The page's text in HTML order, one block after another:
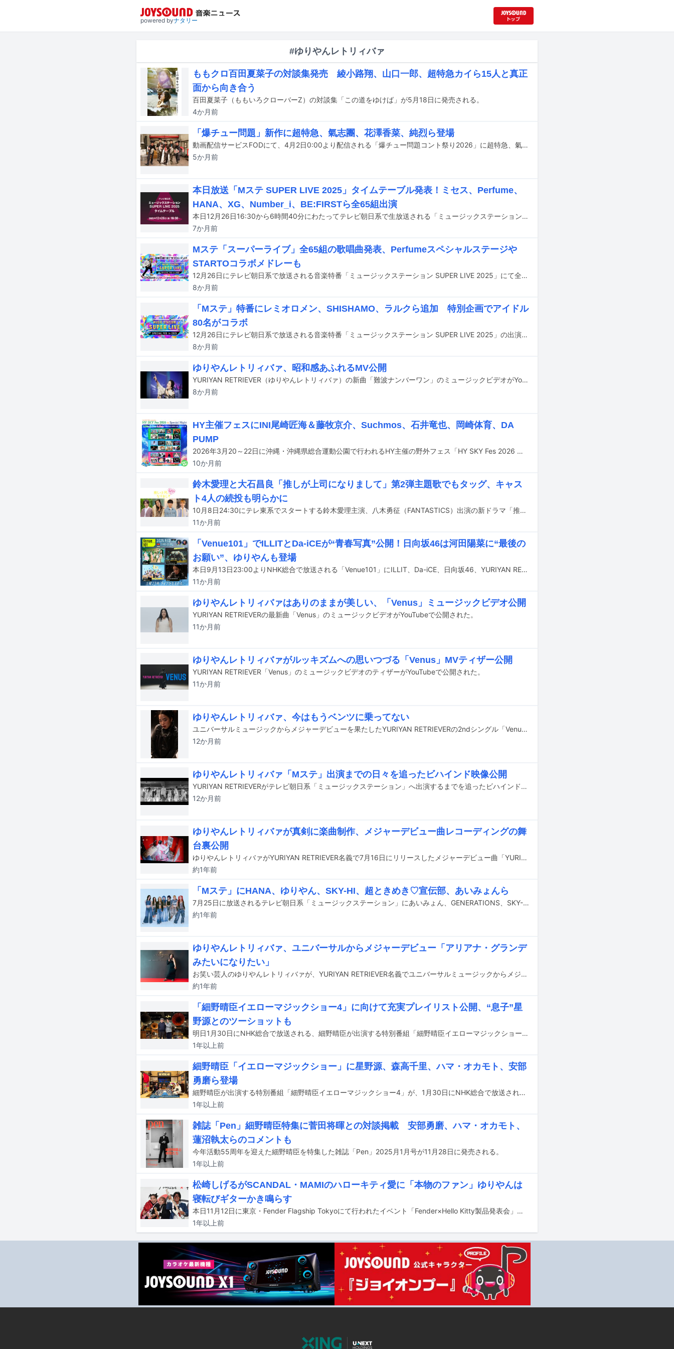
powered byナタリー
#ゆりやんレトリィバァ
ももクロ百田夏菜子の対談集発売 綾小路翔、山口一郎、超特急カイら15人と真正
面から向き合う
百田夏菜子（ももいろクローバーZ）の対談集「この道をゆけば」が5月18日に発売される。
4か月前
「爆チュー問題」新作に超特急、氣志團、花澤香菜、純烈ら登場
動画配信サービスFODにて、4月2日0:00より配信される「爆チュー問題コント祭り2026」に超特急、氣志團、花澤香菜、純烈らが出演する。
5か月前
本日放送「Mステ SUPER LIVE 2025」タイムテーブル発表！ミセス、Perfume、
HANA、XG、Number_i、BE:FIRSTら全65組出演
本日12月26日16:30から6時間40分にわたってテレビ朝日系で生放送される「ミュージックステーション SUPER LIVE 2025」のタイムテーブルが発表された。
7か月前
Mステ「スーパーライブ」全65組の歌唱曲発表、Perfumeスペシャルステージや
STARTOコラボメドレーも
12月26日にテレビ朝日系で放送される音楽特番「ミュージックステーション SUPER LIVE 2025」にて全65組の出演アーティストが披露する楽曲タイトル、および番組内の新たなコラボ企画が発表された。
8か月前
「Mステ」特番にレミオロメン、SHISHAMO、ラルクら追加 特別企画でアイドル
80名がコラボ
12月26日にテレビ朝日系で放送される音楽特番「ミュージックステーション SUPER LIVE 2025」の出演アーティスト第2弾が発表された。
8か月前
ゆりやんレトリィバァ、昭和感あふれるMV公開
YURIYAN RETRIEVER（ゆりやんレトリィバァ）の新曲「難波ナンバーワン」のミュージックビデオがYouTubeで公開された。
8か月前
HY主催フェスにINI尾崎匠海＆藤牧京介、Suchmos、石井竜也、岡崎体育、DA
PUMP
2026年3月20～22日に沖縄・沖縄県総合運動公園で行われるHY主催の野外フェス「HY SKY Fes 2026 ＆Special Night」の最終出演アーティストが発表された。
10か月前
鈴木愛理と大石昌良「推しが上司になりまして」第2弾主題歌でもタッグ、キャス
ト4人の続投も明らかに
10月8日24:30にテレ東系でスタートする鈴木愛理主演、八木勇征（FANTASTICS）出演の新ドラマ「推しが上司になりまして フルスロットル」の主題歌を鈴木が担当する。
11か月前
「Venue101」でILLITとDa-iCEが“青春写真”公開！日向坂46は河田陽菜に“最後の
お願い”、ゆりやんも登場
本日9月13日23:00よりNHK総合で放送される「Venue101」にILLIT、Da-iCE、日向坂46、YURIYAN RETRIEVERが出演する。
11か月前
ゆりやんレトリィバァはありのままが美しい、「Venus」ミュージックビデオ公開
YURIYAN RETRIEVERの最新曲「Venus」のミュージックビデオがYouTubeで公開された。
11か月前
ゆりやんレトリィバァがルッキズムへの思いつづる「Venus」MVティザー公開
YURIYAN RETRIEVER「Venus」のミュージックビデオのティザーがYouTubeで公開された。
11か月前
ゆりやんレトリィバァ、今はもうベンツに乗ってない
ユニバーサルミュージックからメジャーデビューを果たしたYURIYAN RETRIEVERの2ndシングル「Venus」が9月1日に配信リリースされる。
12か月前
ゆりやんレトリィバァ「Mステ」出演までの日々を追ったビハインド映像公開
YURIYAN RETRIEVERがテレビ朝日系「ミュージックステーション」へ出演するまでを追ったビハインド映像がYouTubeで公開された。
12か月前
ゆりやんレトリィバァが真剣に楽曲制作、メジャーデビュー曲レコーディングの舞
台裏公開
ゆりやんレトリィバァがYURIYAN RETRIEVER名義で7月16日にリリースしたメジャーデビュー曲「YURIYAN TIME」のレコーディング風景がYouTubeで公開された。
約1年前
「Mステ」にHANA、ゆりやん、SKY-HI、超ときめき♡宣伝部、あいみょんら
7月25日に放送されるテレビ朝日系「ミュージックステーション」にあいみょん、GENERATIONS、SKY-HI、超ときめき♡宣伝部、HANA、宮沢和史、YURIYAN RETRIEVER、アバンギャルディが生出演する。
約1年前
ゆりやんレトリィバァ、ユニバーサルからメジャーデビュー「アリアナ・グランデ
みたいになりたい」
お笑い芸人のゆりやんレトリィバァが、YURIYAN RETRIEVER名義でユニバーサルミュージックからメジャーデビューすることを発表。7月16日にデビュー曲「YURIYAN TIME」を配信リリースし、ソロアーティストとして本格的に活動を開始する。
約1年前
「細野晴臣イエローマジックショー4」に向けて充実プレイリスト公開、“息子”星
野源とのツーショットも
明日1月30日にNHK総合で放送される、細野晴臣が出演する特別番組「細野晴臣イエローマジックショー4」。この番組のオンエアに向けてSpotifyにてプレイリストが公開されている。
1年以上前
細野晴臣「イエローマジックショー」に星野源、森高千里、ハマ・オカモト、安部
勇磨ら登場
細野晴臣が出演する特別番組「細野晴臣イエローマジックショー4」が、1月30日にNHK総合で放送されることが決定した。
1年以上前
雑誌「Pen」細野晴臣特集に菅田将暉との対談掲載 安部勇磨、ハマ・オカモト、
蓮沼執太らのコメントも
今年活動55周年を迎えた細野晴臣を特集した雑誌「Pen」2025月1月号が11月28日に発売される。
1年以上前
松崎しげるがSCANDAL・MAMIのハローキティ愛に「本物のファン」ゆりやんは
寝転びギターかき鳴らす
本日11月12日に東京・Fender Flagship Tokyoにて行われたイベント「Fender×Hello Kitty製品発表会」に松崎しげる、MAMI（SCANDAL）、ゆりやんレトリィバァが登壇した。
1年以上前